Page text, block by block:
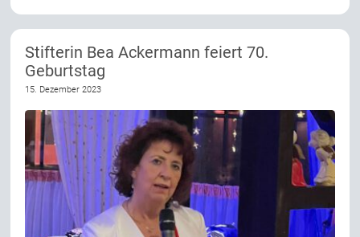
Stifterin Bea Ackermann feiert 70.
Geburtstag
15. Dezember 2023